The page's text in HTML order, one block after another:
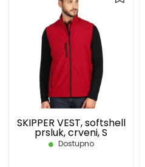
SKIPPER VEST, softshell
prsluk, crveni, S
Dostupno